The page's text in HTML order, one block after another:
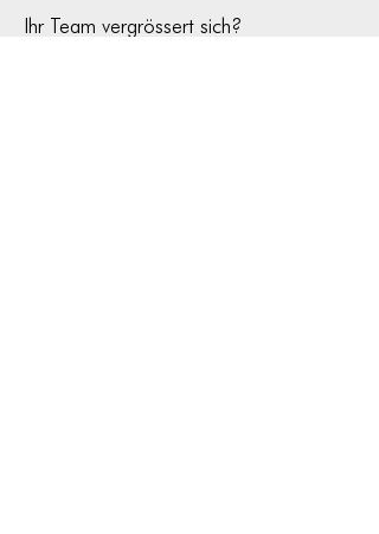
Ihr Team vergrössert sich?